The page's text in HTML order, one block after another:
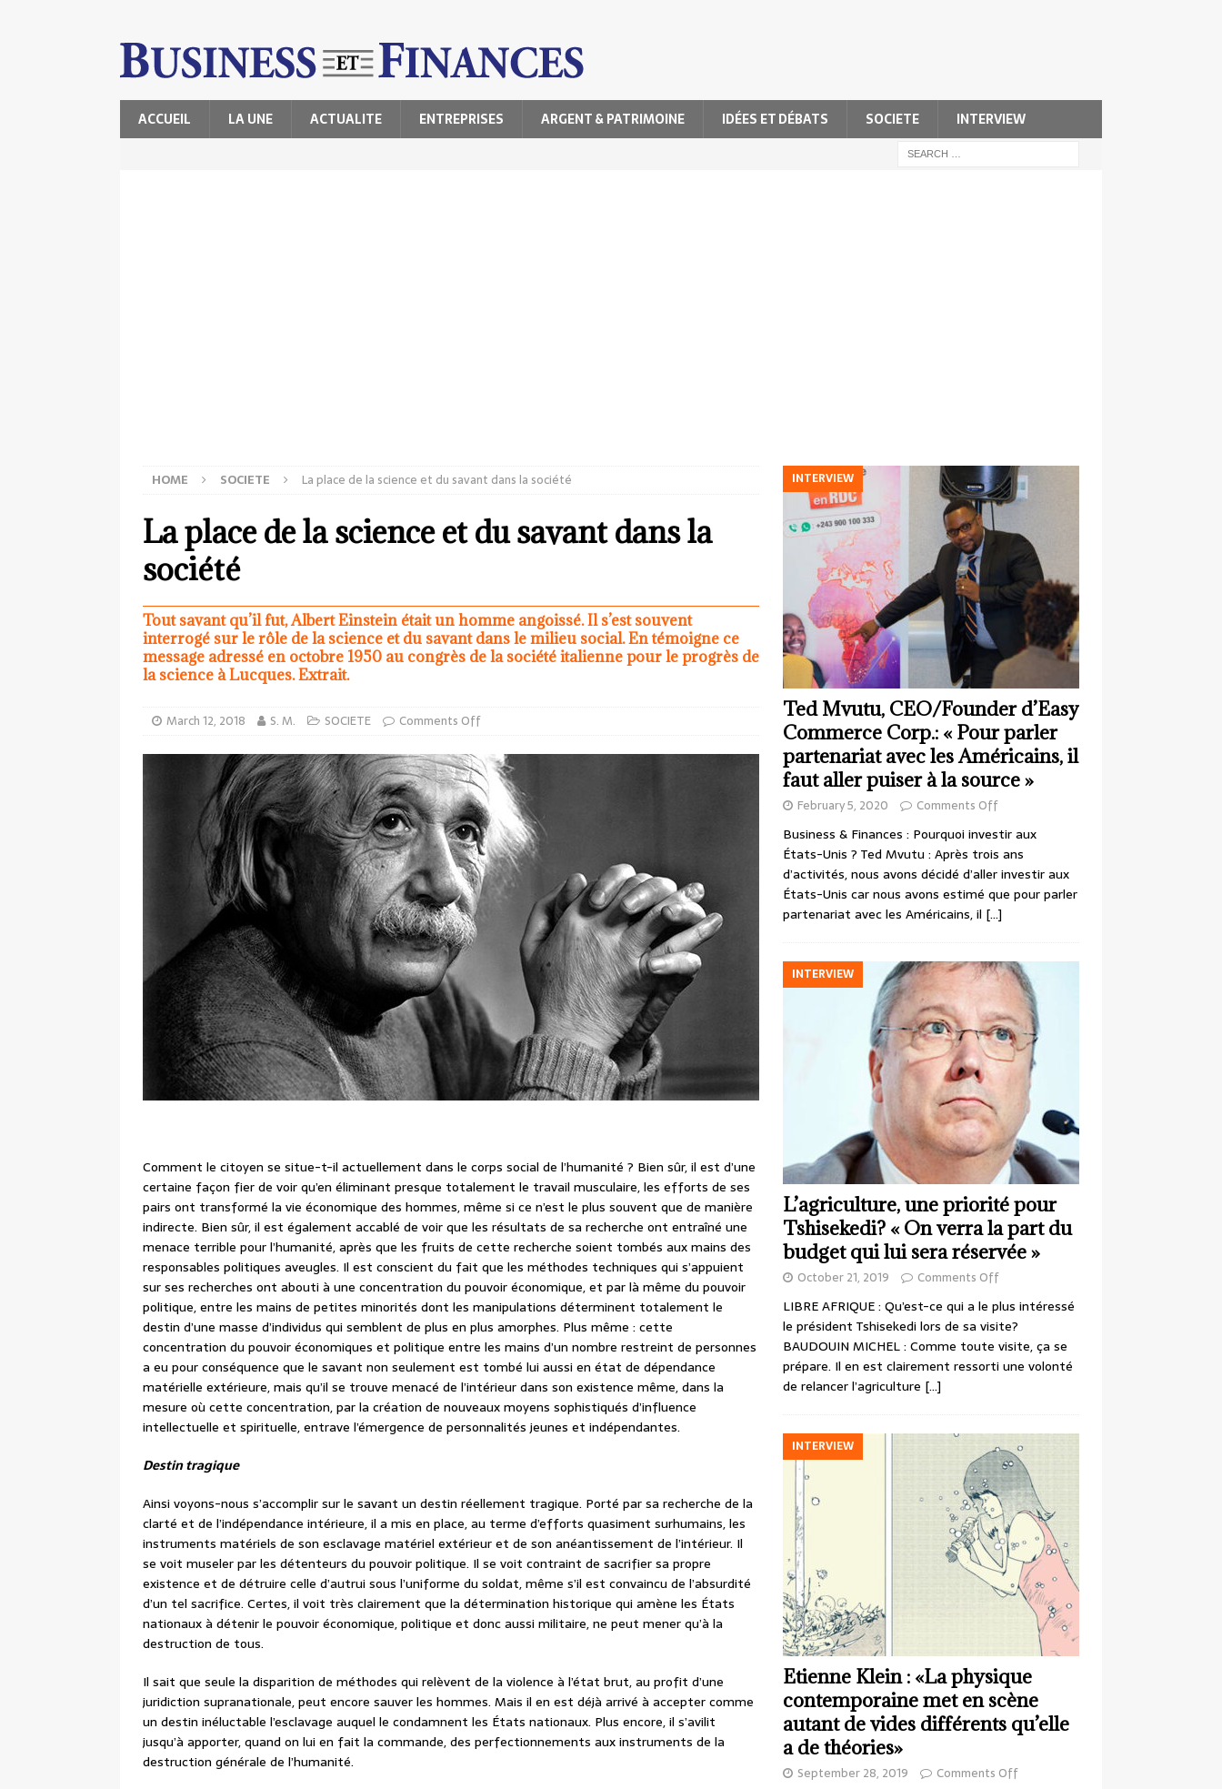
ACCUEIL LA UNE ACTUALITE ENTREPRISES ARGENT & PATRIMOINE IDÉES ET DÉBATS SOCIETE INTERVIEW
HOME SOCIETE La place de la science et du savant dans la société
La place de la science et du savant dans la
société
Tout savant qu’il fut, Albert Einstein était un homme angoissé. Il s’est souvent
interrogé sur le rôle de la science et du savant dans le milieu social. En témoigne ce
message adressé en octobre 1950 au congrès de la société italienne pour le progrès de
la science à Lucques. Extrait.
March 12, 2018 S. M. SOCIETE Comments Off
Comment le citoyen se situe-t-il actuellement dans le corps social de l’humanité ? Bien sûr, il est d’une
certaine façon fier de voir qu’en éliminant presque totalement le travail musculaire, les efforts de ses
pairs ont transformé la vie économique des hommes, même si ce n’est le plus souvent que de manière
indirecte. Bien sûr, il est également accablé de voir que les résultats de sa recherche ont entraîné une
menace terrible pour l’humanité, après que les fruits de cette recherche soient tombés aux mains des
responsables politiques aveugles. Il est conscient du fait que les méthodes techniques qui s’appuient
sur ses recherches ont abouti à une concentration du pouvoir économique, et par là même du pouvoir
politique, entre les mains de petites minorités dont les manipulations déterminent totalement le
destin d’une masse d’individus qui semblent de plus en plus amorphes. Plus même : cette
concentration du pouvoir économiques et politique entre les mains d’un nombre restreint de personnes
a eu pour conséquence que le savant non seulement est tombé lui aussi en état de dépendance
matérielle extérieure, mais qu’il se trouve menacé de l’intérieur dans son existence même, dans la
mesure où cette concentration, par la création de nouveaux moyens sophistiqués d’influence
intellectuelle et spirituelle, entrave l’émergence de personnalités jeunes et indépendantes.
Destin tragique
Ainsi voyons-nous s’accomplir sur le savant un destin réellement tragique. Porté par sa recherche de la
clarté et de l’indépendance intérieure, il a mis en place, au terme d’efforts quasiment surhumains, les
instruments matériels de son esclavage matériel extérieur et de son anéantissement de l’intérieur. Il
se voit museler par les détenteurs du pouvoir politique. Il se voit contraint de sacrifier sa propre
existence et de détruire celle d’autrui sous l’uniforme du soldat, même s’il est convaincu de l’absurdité
d’un tel sacrifice. Certes, il voit très clairement que la détermination historique qui amène les États
nationaux à détenir le pouvoir économique, politique et donc aussi militaire, ne peut mener qu’à la
destruction de tous.
Il sait que seule la disparition de méthodes qui relèvent de la violence à l’état brut, au profit d’une
juridiction supranationale, peut encore sauver les hommes. Mais il en est déjà arrivé à accepter comme
un destin inéluctable l’esclavage auquel le condamnent les États nationaux. Plus encore, il s’avilit
jusqu’à apporter, quand on lui en fait la commande, des perfectionnements aux instruments de la
destruction générale de l’humanité.
INTERVIEW
Ted Mvutu, CEO/Founder d’Easy
Commerce Corp.: « Pour parler
partenariat avec les Américains, il
faut aller puiser à la source »
February 5, 2020 Comments Off
Business & Finances : Pourquoi investir aux
États-Unis ? Ted Mvutu : Après trois ans
d’activités, nous avons décidé d’aller investir aux
États-Unis car nous avons estimé que pour parler
partenariat avec les Américains, il […]
INTERVIEW
L’agriculture, une priorité pour
Tshisekedi? « On verra la part du
budget qui lui sera réservée »
October 21, 2019 Comments Off
LIBRE AFRIQUE : Qu’est-ce qui a le plus intéressé
le président Tshisekedi lors de sa visite?
BAUDOUIN MICHEL : Comme toute visite, ça se
prépare. Il en est clairement ressorti une volonté
de relancer l’agriculture […]
INTERVIEW
Etienne Klein : «La physique
contemporaine met en scène
autant de vides différents qu’elle
a de théories»
September 28, 2019 Comments Off